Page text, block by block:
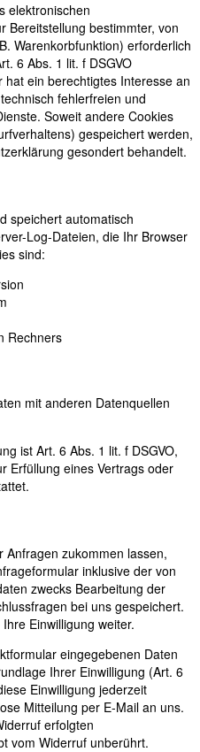
elektronischen
Bereitstellung bestimmter, von
Warenkorbfunktion) erforderlich
6 Abs. 1 lit. f DSGVO
ein berechtigtes Interesse an
fehlerfreien und
Soweit andere Cookies
gespeichert werden,
gesondert behandelt.
speichert automatisch
Log-Dateien, die Ihr Browser
sind:
Rechners
mit anderen Datenquellen
ist Art. 6 Abs. 1 lit. f DSGVO,
Erfüllung eines Vertrags oder
Anfragen zukommen lassen,
inklusive der von
zwecks Bearbeitung der
bei uns gespeichert.
Einwilligung weiter.
eingegebenen Daten
Ihrer Einwilligung (Art. 6
Einwilligung jederzeit
Mitteilung per E-Mail an uns.
erfolgten
vom Widerruf unberührt.